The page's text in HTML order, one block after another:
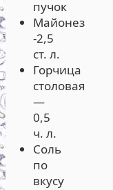
пучок
Майонез
-2,5
ст. л.
Горчица
столовая
—
0,5
ч. л.
Соль
по
вкусу